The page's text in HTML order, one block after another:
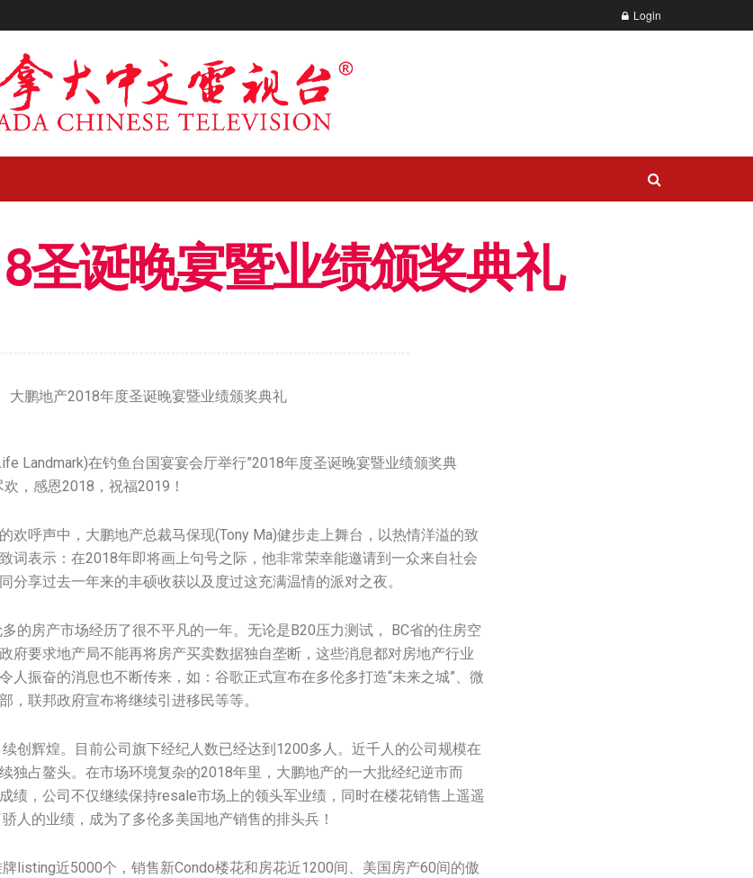
Login
圣诞晚宴暨业绩颁奖典礼
大鹏地产2018年度圣诞晚宴暨业绩颁奖典礼
Landmark)在钓鱼台国宴宴会厅举行”2018年度圣诞晚宴暨业绩颁奖典
，感恩2018，祝福2019！
欢呼声中，大鹏地产总裁马保现(Tony Ma)健步走上舞台，以热情洋溢的致
词表示：在2018年即将画上句号之际，他非常荣幸能邀请到一众来自社会
分享过去一年来的丰硕收获以及度过这充满温情的派对之夜。
的房产市场经历了很不平凡的一年。无论是B20压力测试， BC省的住房空
府要求地产局不能再将房产买卖数据独自垄断，这些消息都对房地产行业
人振奋的消息也不断传来，如：谷歌正式宣布在多伦多打造“未来之城”、微
，联邦政府宣布将继续引进移民等等。
创辉煌。目前公司旗下经纪人数已经达到1200多人。近千人的公司规模在
独占鳌头。在市场环境复杂的2018年里，大鹏地产的一大批经纪逆市而
绩，公司不仅继续保持resale市场上的领头军业绩，同时在楼花销售上遥遥
人的业绩，成为了多伦多美国地产销售的排头兵！
listing近5000个，销售新Condo楼花和房花近1200间、美国房产60间的傲